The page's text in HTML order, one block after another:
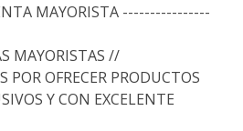
MAYORISTA ----------------
MAYORISTAS //
OFRECER PRODUCTOS
Y CON EXCELENTE